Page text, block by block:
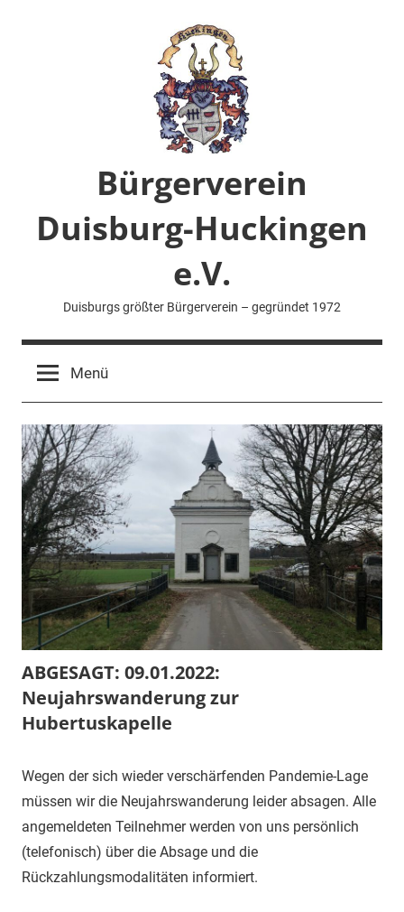
Bürgerverein
Duisburg-Huckingen
e.V.
Duisburgs größter Bürgerverein – gegründet 1972
Menü
ABGESAGT: 09.01.2022:
Neujahrswanderung zur
Hubertuskapelle
2.
Januar
1.
Vorsitzender
Veranstaltung
Wegen der sich wieder verschärfenden Pandemie-Lage
müssen wir die Neujahrswanderung leider absagen. Alle
angemeldeten Teilnehmer werden von uns persönlich
(telefonisch) über die Absage und die
Rückzahlungsmodalitäten informiert.